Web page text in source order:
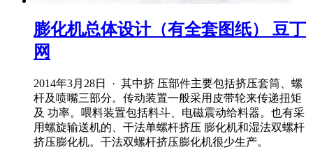
膨化机总体设计（有全套图纸） 豆丁
网
2014年3月28日 · 其中挤 压部件主要包括挤压套筒、螺
杆及喷嘴三部分。传动装置一般采用皮带轮来传递扭矩
及 功率。喂料装置包括料斗、电磁震动给料器。也有采
用螺旋输送机的、干法单螺杆挤压 膨化机和湿法双螺杆
挤压膨化机。干法双螺杆挤压膨化机很少生产。